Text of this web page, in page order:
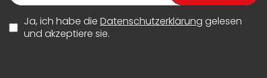
Ja, ich habe die Datenschutzerklärung gelesen
und akzeptiere sie.